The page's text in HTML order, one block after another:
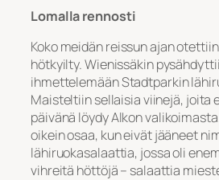
Lomalla rennosti
Koko meidän reissun ajan
hötkyilty. Wienissäkin
ihmettelemään Stadtparkin
Maisteltiin sellaisia viinejä, joita
päivänä löydy Alkon
oikein osaa, kun eivät jääneet
lähiruokasalaattia, jossa oli
vihreitä höttöjä – salaattia